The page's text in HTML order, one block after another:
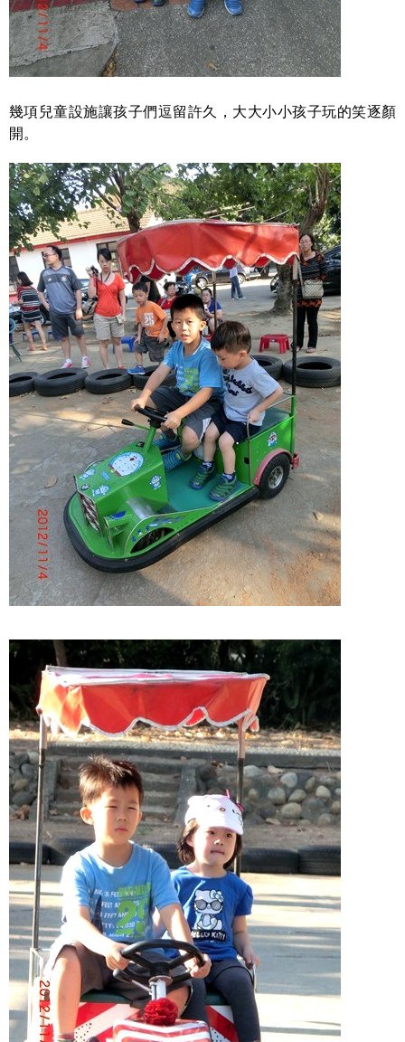
幾項兒童設施讓孩子們逗留許久，大大小小孩子玩的笑逐顏
開。